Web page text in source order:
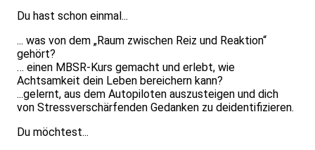
Du hast schon einmal...
... was von dem „Raum zwischen Reiz und Reaktion“
gehört?
… einen MBSR-Kurs gemacht und erlebt, wie
Achtsamkeit dein Leben bereichern kann?
...gelernt, aus dem Autopiloten auszusteigen und dich
von Stressverschärfenden Gedanken zu deidentifizieren.
Du möchtest...